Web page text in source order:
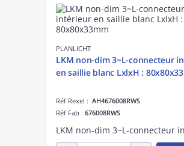
PLANLICHT
LKM non-dim 3~L-connecteur
en saillie blanc LxlxH :
Réf Rexel : AH4676008RWS
Réf Fab : 676008RWS